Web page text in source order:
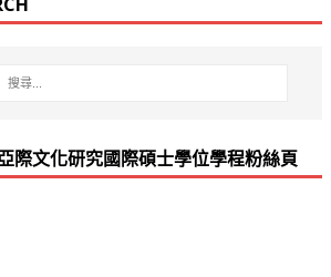
際文化研究國際碩士學位學程粉絲頁